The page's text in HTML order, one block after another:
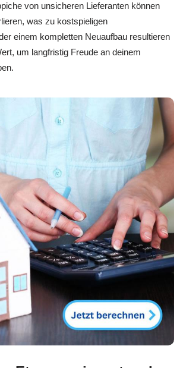
von unsicheren Lieferanten können
was zu kostspieligen
einem kompletten Neuaufbau resultieren
um langfristig Freude an deinem